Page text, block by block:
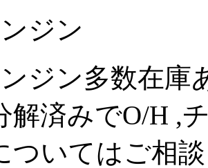
ジン
ジン多数在庫
解済みでO/H ,
ついてはご相